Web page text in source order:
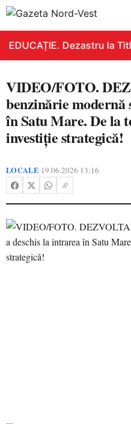
EDUCAȚIE. Dezastru la
VIDEO/FOTO.
benzinărie modernă
în Satu Mare. De la
investiție strategică!
LOCALE•19.06.2026 13:16